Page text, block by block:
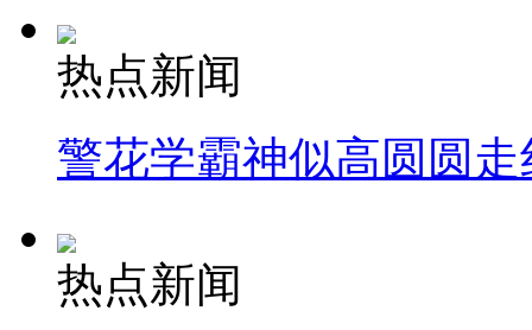
热点新闻
警花学霸神似高圆圆走
热点新闻